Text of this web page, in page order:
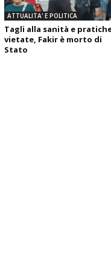
ATTUALITA' E POLITICA
Tagli alla sanità e
vietate, Fakir è morto di
Stato